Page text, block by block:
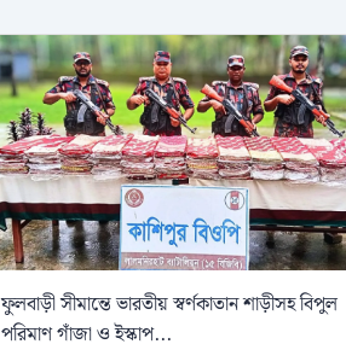
ফুলবাড়ী সীমান্তে ভারতীয় স্বর্ণকাতান শাড়ীসহ বিপুল
পরিমাণ গাঁজা ও ইস্কাপ...